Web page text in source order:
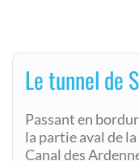
Le tunnel de
Passant en
la partie aval de
Canal des